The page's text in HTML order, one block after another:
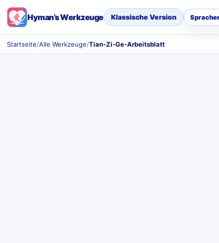
Hyman’s Werkzeuge Klassische Version
Startseite/Alle Werkzeuge/Tian-Zi-Ge-Arbeitsblatt